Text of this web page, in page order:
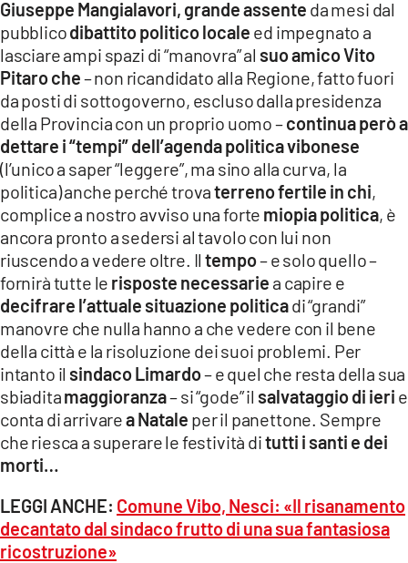
Giuseppe Mangialavori, grande assente da mesi dal
pubblicodibattito politico locale ed impegnato a
lasciare ampi spazi di “manovra” al suo amico Vito
Pitaroche– non ricandidato alla Regione, fatto fuori
da posti di sottogoverno, escluso dalla presidenza
della Provincia con un proprio uomo –continua però a
dettare i “tempi” dell’agenda politica vibonese
(l’unico a saper “leggere”, ma sino alla curva, la
politica) anche perché trovaterreno fertile in chi,
complice a nostro avviso una forte miopia politica, è
ancora pronto a sedersi al tavolo con lui non
riuscendo a vedere oltre. Iltempo– e solo quello –
fornirà tutte le risposte necessarie a capire e
decifrare l’attuale situazione politicadi “grandi”
manovre che nulla hanno a che vedere con il bene
della città e la risoluzione dei suoi problemi. Per
intanto il sindaco Limardo– e quel che resta della sua
sbiaditamaggioranza– si “gode” il salvataggio di ieri e
conta di arrivarea Natale per il panettone. Sempre
che riesca a superare le festività ditutti i santi e dei
morti…
LEGGI ANCHE: Comune Vibo, Nesci: «Il risanamento
decantato dal sindaco frutto di una sua fantasiosa
ricostruzione»